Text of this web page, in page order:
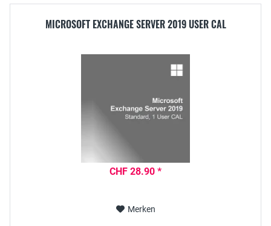
MICROSOFT EXCHANGE SERVER 2019 USER CAL
CHF 28.90 *
Merken